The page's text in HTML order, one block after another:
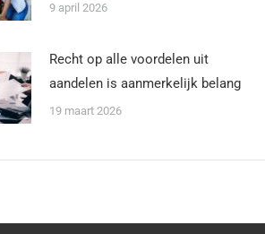
9 april 2026
Recht op alle voordelen uit
aandelen is aanmerkelijk belang
19 maart 2026